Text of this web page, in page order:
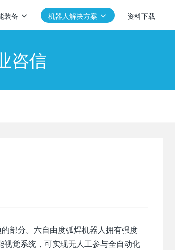
装备 机器人解决方案 资料下载
咨信
部分。六自由度弧焊机器人拥有强度
觉系统，可实现无人工参与全自动化